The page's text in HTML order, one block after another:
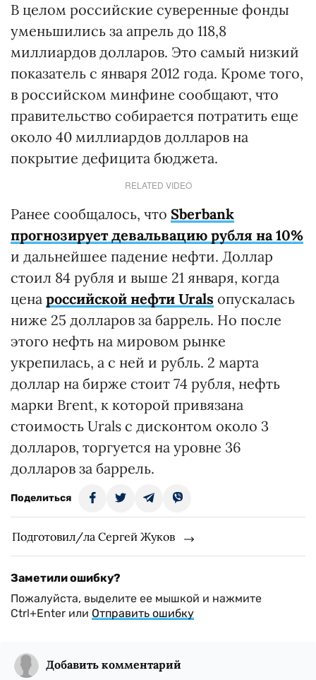
В целом российские суверенные фонды
уменьшились за апрель до 118,8
миллиардов долларов. Это самый низкий
показатель с января 2012 года. Кроме того,
в российском минфине сообщают, что
правительство собирается потратить еще
около 40 миллиардов долларов на
покрытие дефицита бюджета.
RELATED VIDEO
Ранее сообщалось, что Sberbank
прогнозирует девальвацию рубля на 10%
и дальнейшее падение нефти. Доллар
стоил 84 рубля и выше 21 января, когда
цена российской нефти Urals опускалась
ниже 25 долларов за баррель. Но после
этого нефть на мировом рынке
укрепилась, а с ней и рубль. 2 марта
доллар на бирже стоит 74 рубля, нефть
марки Brent, к которой привязана
стоимость Urals с дисконтом около 3
долларов, торгуется на уровне 36
долларов за баррель.
Поделиться
Подготовил/ла Сергей Жуков
Заметили ошибку?
Пожалуйста, выделите ее мышкой и нажмите
Ctrl+Enter или Отправить ошибку
Добавить комментарий